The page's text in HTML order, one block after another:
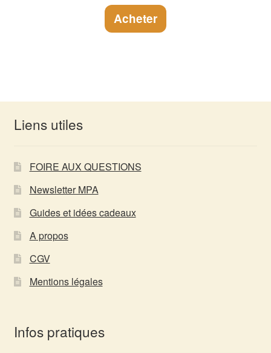
Acheter
Liens utiles
FOIRE AUX QUESTIONS
Newsletter MPA
Guides et idées cadeaux
A propos
CGV
Mentions légales
Infos pratiques